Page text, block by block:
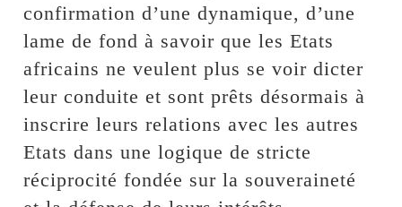
confirmation d’une dynamique, d’une
lame de fond à savoir que les Etats
africains ne veulent plus se voir dicter
leur conduite et sont prêts désormais à
inscrire leurs relations avec les autres
Etats dans une logique de stricte
réciprocité fondée sur la souveraineté